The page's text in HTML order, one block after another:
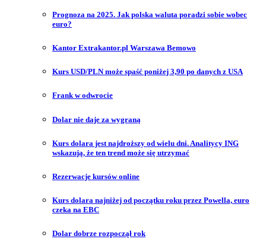
Prognoza na 2025. Jak polska waluta poradzi sobie wobec
euro?
Kantor Extrakantor.pl Warszawa Bemowo
Kurs USD/PLN może spaść poniżej 3,90 po danych z USA
Frank w odwrocie
Dolar nie daje za wygraną
Kurs dolara jest najdroższy od wielu dni. Analitycy ING
wskazują, że ten trend może się utrzymać
Rezerwacje kursów online
Kurs dolara najniżej od początku roku przez Powella, euro
czeka na EBC
Dolar dobrze rozpoczął rok